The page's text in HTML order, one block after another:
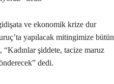
ve ekonomik krize dur
yapılacak mitingimize bütün
“Kadınlar şiddete, tacize maruz
dedi.